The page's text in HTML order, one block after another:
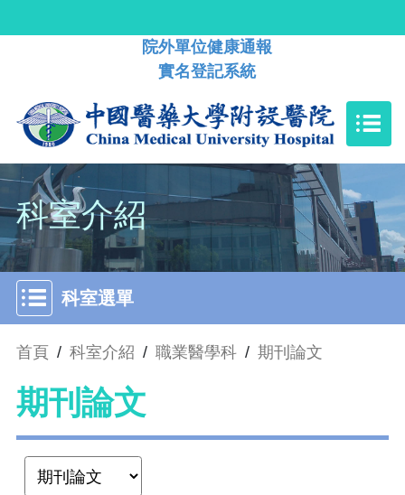
院外單位健康通報
實名登記系統
科室介紹
科室選單
首頁 / 科室介紹 / 職業醫學科 / 期刊論文
期刊論文